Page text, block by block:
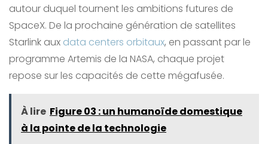
autour duquel tournent les ambitions futures de
SpaceX. De la prochaine génération de satellites
Starlink aux data centers orbitaux, en passant par le
programme Artemis de la NASA, chaque projet
repose sur les capacités de cette mégafusée.
À lire Figure 03 : un humanoïde domestique
à la pointe de la technologie